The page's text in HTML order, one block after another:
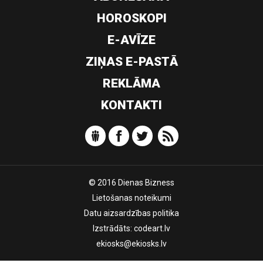
HOROSKOPI
E-AVĪZE
ZIŅAS E-PASTĀ
REKLĀMA
KONTAKTI
© 2016 Dienas Bizness
Lietošanas noteikumi
Datu aizsardzības politika
Izstrādāts: codeart.lv
ekiosks@ekiosks.lv